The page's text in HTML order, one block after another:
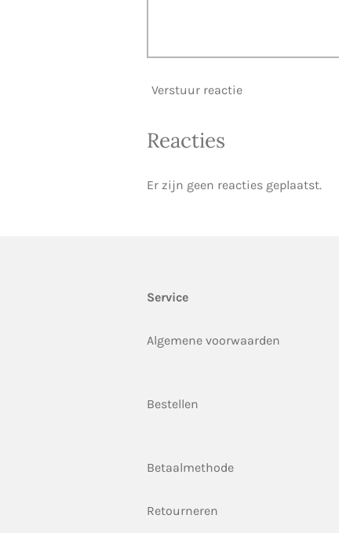
Verstuur reactie
Reacties
Er zijn geen reacties geplaatst.
Service
Algemene voorwaarden
Bestellen
Betaalmethode
Retourneren